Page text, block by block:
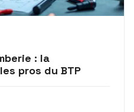
: la
pros du BTP